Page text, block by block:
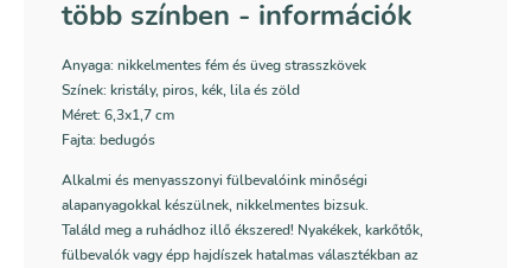
több színben - információk
Anyaga: nikkelmentes fém és üveg strasszkövek
Színek: kristály, piros, kék, lila és zöld
Méret: 6,3x1,7 cm
Fajta: bedugós
Alkalmi és menyasszonyi fülbevalóink minőségi
alapanyagokkal készülnek, nikkelmentes bizsuk.
Találd meg a ruhádhoz illő ékszered! Nyakékek, karkőtők,
fülbevalók vagy épp hajdíszek hatalmas választékban az